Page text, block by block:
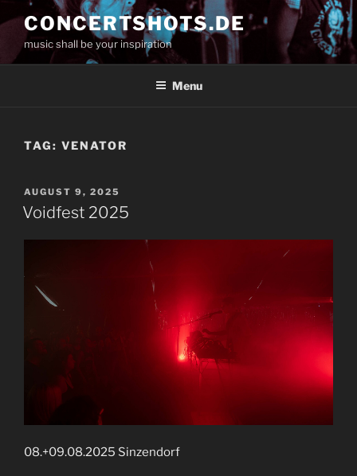
to
content
CONCERTSHOTS.DE
music shall be your inspiration
Menu
TAG: VENATOR
POSTED
ON
AUGUST 9, 2025
Voidfest 2025
08.+09.08.2025 Sinzendorf